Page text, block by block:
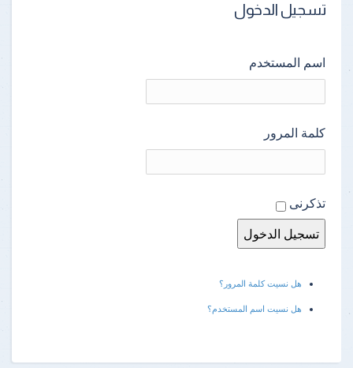
تسجيل الدخول
اسم المستخدم
كلمة المرور
تذكرنى
هل نسيت كلمة المرور؟
هل نسيت اسم المستخدم؟